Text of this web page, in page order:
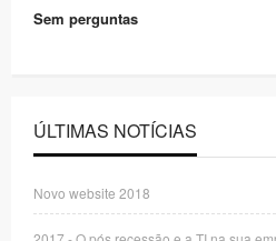
Sem perguntas
ÚLTIMAS NOTÍCIAS
Novo website 2018